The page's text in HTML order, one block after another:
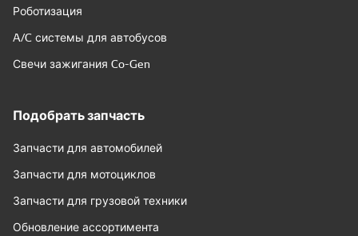
Роботизация
A/C системы для автобусов
Свечи зажигания Co-Gen
Подобрать запчасть
Запчасти для автомобилей
Запчасти для мотоциклов
Запчасти для грузовой техники
Обновление ассортимента